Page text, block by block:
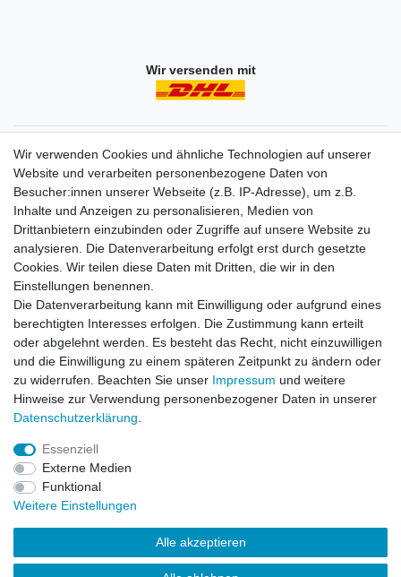
Wir versenden mit
Einkaufen
Zahlungsarten
Versandarten & -kosten
Widerrufsrecht
Warenkorb
Zur Kasse
Vertrag widerrufen
Mein Konto
Registrieren
Unternehmen
Kontakt
Datenschutzerklärung
Wir verwenden Cookies und ähnliche Technologien auf unserer
Website und verarbeiten personenbezogene Daten von
Besucher:innen unserer Webseite (z.B. IP-Adresse), um z.B.
Inhalte und Anzeigen zu personalisieren, Medien von
Drittanbietern einzubinden oder Zugriffe auf unsere Website zu
analysieren. Die Datenverarbeitung erfolgt erst durch gesetzte
Cookies. Wir teilen diese Daten mit Dritten, die wir in den
Einstellungen benennen.
Die Datenverarbeitung kann mit Einwilligung oder aufgrund eines
berechtigten Interesses erfolgen. Die Zustimmung kann erteilt
oder abgelehnt werden. Es besteht das Recht, nicht einzuwilligen
und die Einwilligung zu einem späteren Zeitpunkt zu ändern oder
zu widerrufen. Beachten Sie unser Impressum und weitere
Hinweise zur Verwendung personenbezogener Daten in unserer
Daten­schutz­erklärung
Essenziell
Externe Medien
Funktional
Weitere Einstellungen
Alle akzeptieren